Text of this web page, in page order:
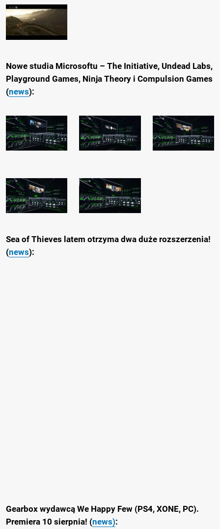
Nowe studia Microsoftu – The Initiative, Undead Labs,
Playground Games, Ninja Theory i Compulsion Games
(news):
Sea of Thieves latem otrzyma dwa duże rozszerzenia!
(news):
Gearbox wydawcą We Happy Few (PS4, XONE, PC).
Premiera 10 sierpnia! (news):